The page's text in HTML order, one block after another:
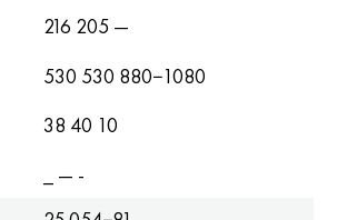
216 205 —
530 530 880−1080
38 40 10
_ — -